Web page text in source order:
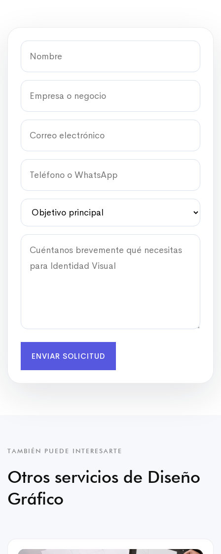
ENVIAR SOLICITUD
TAMBIÉN PUEDE INTERESARTE
Otros servicios de Diseño
Gráfico